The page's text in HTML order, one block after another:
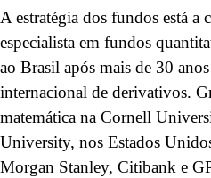
A estratégia dos fundos está a
especialista em fundos
ao Brasil após mais de 30
internacional de derivativos.
matemática na Cornell
University, nos Estados
Morgan Stanley, Citibank e